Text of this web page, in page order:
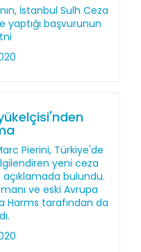
İstanbul Sulh Ceza
yaptığı başvurunun
Pierini, Türkiye'de
yeni ceza
bulundu.
ve eski Avrupa
Harms tarafından da